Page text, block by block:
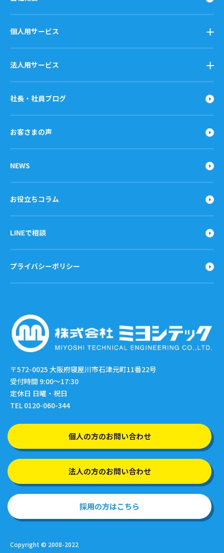
個人用サービス
法人用サービス
社長・社員ブログ
お客さまの声
NEWS
お役立ちコラム
LINEで相談
プライバシーポリシー
〒572-0025 大阪府寝屋川市石津元町11番22号
受付時間 9:00〜17:30
定休日 日曜・祝日
TEL 0120-060-344
個人の方のお問い合わせ
法人の方のお問い合わせ
採用の方はこちら
Copyright © 2008-2022